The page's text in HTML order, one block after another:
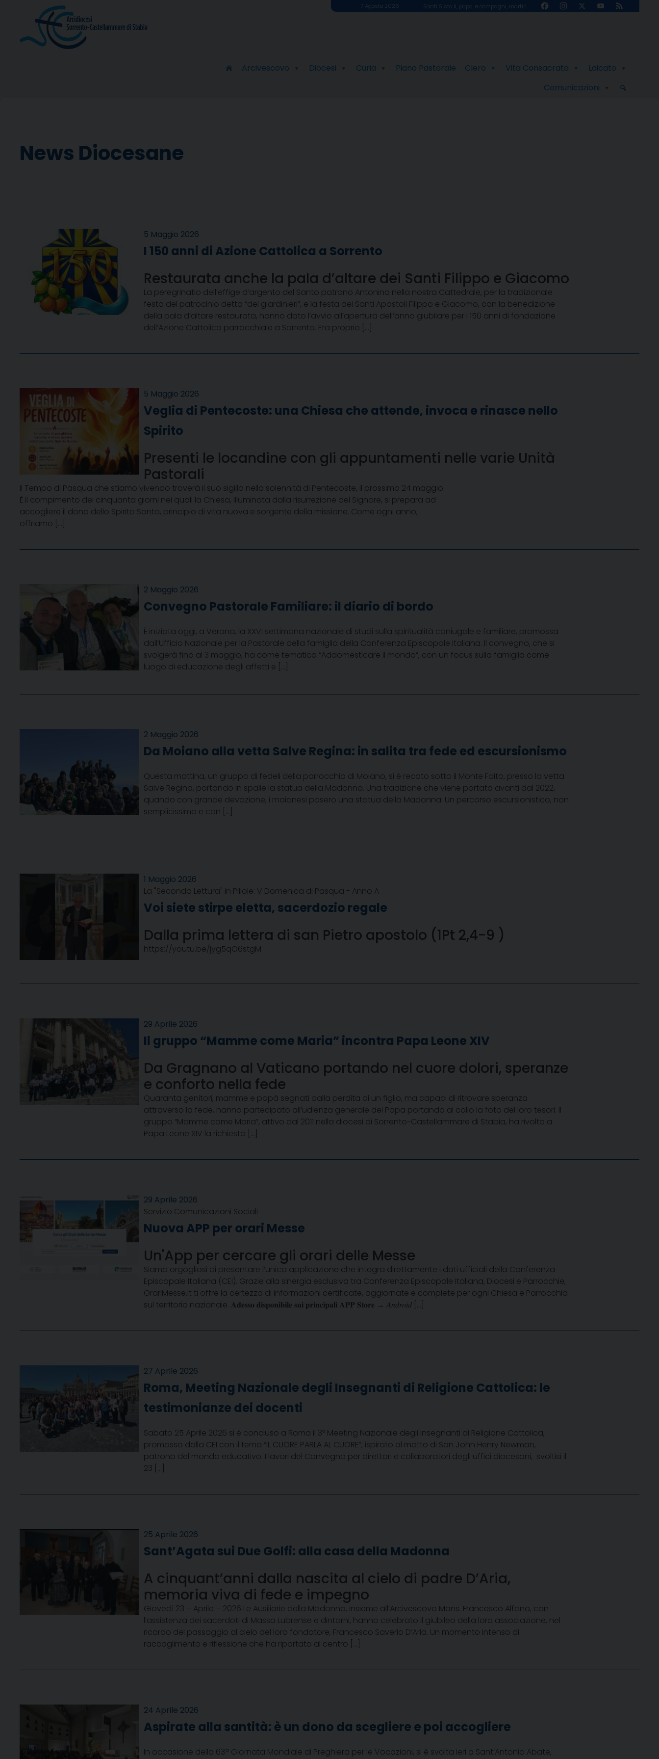
7 Agosto 2026 Santi Sisto II, papa, e compagni, martiri FacebookInstagram
X
YouTube
Feed
Arcivescovo Diocesi Curia Piano Pastorale Clero Vita Consacrata
Laicato
Comunicazioni
News Diocesane
5 Maggio 2026
I 150 anni di Azione Cattolica a Sorrento
Restaurata anche la pala d’altare dei Santi Filippo e Giacomo
La peregrinatio dell’effige d’argento del Santo patrono Antonino nella nostra Cattedrale, per la tradizionale
festa del patrocinio detta “dei giardinieri”, e la festa dei Santi Apostoli Filippo e Giacomo, con la benedizione
della pala d’altare restaurata, hanno dato l’avvio all’apertura dell’anno giubilare per i 150 anni di fondazione
dell’Azione Cattolica parrocchiale a Sorrento. Era proprio […]
5 Maggio 2026
Veglia di Pentecoste: una Chiesa che attende, invoca e rinasce nello
Spirito
Presenti le locandine con gli appuntamenti nelle varie Unità
Pastorali
Il Tempo di Pasqua che stiamo vivendo troverà il suo sigillo nella solennità di Pentecoste, il prossimo 24 maggio.
È il compimento dei cinquanta giorni nei quali la Chiesa, illuminata dalla risurrezione del Signore, si prepara ad
accogliere il dono dello Spirito Santo, principio di vita nuova e sorgente della missione. Come ogni anno,
offriamo […]
2 Maggio 2026
Convegno Pastorale Familiare: il diario di bordo
È iniziata oggi, a Verona, la XXVI settimana nazionale di studi sulla spiritualità coniugale e familiare, promossa
dall’Ufficio Nazionale per la Pastorale della famiglia della Conferenza Episcopale Italiana. Il convegno, che si
svolgerà fino al 3 maggio, ha come tematica “Addomesticare il mondo”, con un focus sulla famiglia come
luogo di educazione degli affetti e […]
2 Maggio 2026
Da Moiano alla vetta Salve Regina: in salita tra fede ed escursionismo
Questa mattina, un gruppo di fedeli della parrocchia di Moiano, si è recato sotto il Monte Faito, presso la vetta
Salve Regina, portando in spalle la statua della Madonna. Una tradizione che viene portata avanti dal 2022,
quando con grande devozione, i moianesi posero una statua della Madonna. Un percorso escursionistico, non
semplicissimo e con […]
1 Maggio 2026
La "Seconda Lettura" in Pillole: V Domenica di Pasqua - Anno A
Voi siete stirpe eletta, sacerdozio regale
Dalla prima lettera di san Pietro apostolo (1Pt 2,4-9 )
https://youtu.be/jyg5qO6stgM
29 Aprile 2026
Il gruppo “Mamme come Maria” incontra Papa Leone XIV
Da Gragnano al Vaticano portando nel cuore dolori, speranze
e conforto nella fede
Quaranta genitori, mamme e papà segnati dalla perdita di un figlio, ma capaci di ritrovare speranza
attraverso la fede, hanno partecipato all’udienza generale del Papa portando al collo la foto del loro tesori. Il
gruppo “Mamme come Maria”, attivo dal 2011 nella diocesi di Sorrento-Castellammare di Stabia, ha rivolto a
Papa Leone XIV la richiesta […]
29 Aprile 2026
Servizio Comunicazioni Sociali
Nuova APP per orari Messe
Un'App per cercare gli orari delle Messe
Siamo orgogliosi di presentare l’unica applicazione che integra direttamente i dati ufficiali della Conferenza
Episcopale Italiana (CEI). Grazie alla sinergia esclusiva tra Conferenza Episcopale Italiana, Diocesi e Parrocchie,
OrariMesse.it ti offre la certezza di informazioni certificate, aggiornate e complete per ogni Chiesa e Parrocchia
sul territorio nazionale. 𝐀𝐝𝐞𝐬𝐬𝐨 𝐝𝐢𝐬𝐩𝐨𝐧𝐢𝐛𝐢𝐥𝐞 𝐬𝐮𝐢 𝐩𝐫𝐢𝐧𝐜𝐢𝐩𝐚𝐥𝐢 𝐀𝐏𝐏 𝐒𝐭𝐨𝐫𝐞 → 𝐴𝑛𝑑𝑟𝑜𝑖𝑑 […]
27 Aprile 2026
Roma, Meeting Nazionale degli Insegnanti di Religione Cattolica: le
testimonianze dei docenti
Sabato 25 Aprile 2026 si è concluso a Roma il 3° Meeting Nazionale degli Insegnanti di Religione Cattolica,
promosso dalla CEI con il tema “IL CUORE PARLA AL CUORE”, ispirato al motto di San John Henry Newman,
patrono del mondo educativo. I lavori del Convegno per direttori e collaboratori degli uffici diocesani, svoltisi il
23 […]
25 Aprile 2026
Sant’Agata sui Due Golfi: alla casa della Madonna
A cinquant’anni dalla nascita al cielo di padre D’Aria,
memoria viva di fede e impegno
Giovedì 23 – Aprile – 2026 Le Ausiliarie della Madonna, insieme all’Arcivescovo Mons. Francesco Alfano, con
l’assistenza dei sacerdoti di Massa Lubrense e dintorni, hanno celebrato il giubileo della loro associazione, nel
ricordo del passaggio al cielo del loro fondatore, Francesco Saverio D’Aria. Un momento intenso di
raccoglimento e riflessione che ha riportato al centro […]
24 Aprile 2026
Aspirate alla santità: è un dono da scegliere e poi accogliere
In occasione della 63ª Giornata Mondiale di Preghiera per le Vocazioni, si è svolta ieri a Sant’Antonio Abate,